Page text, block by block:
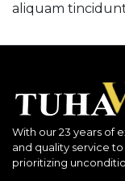
aliquam
With our 23 years of
and quality service
prioritizing